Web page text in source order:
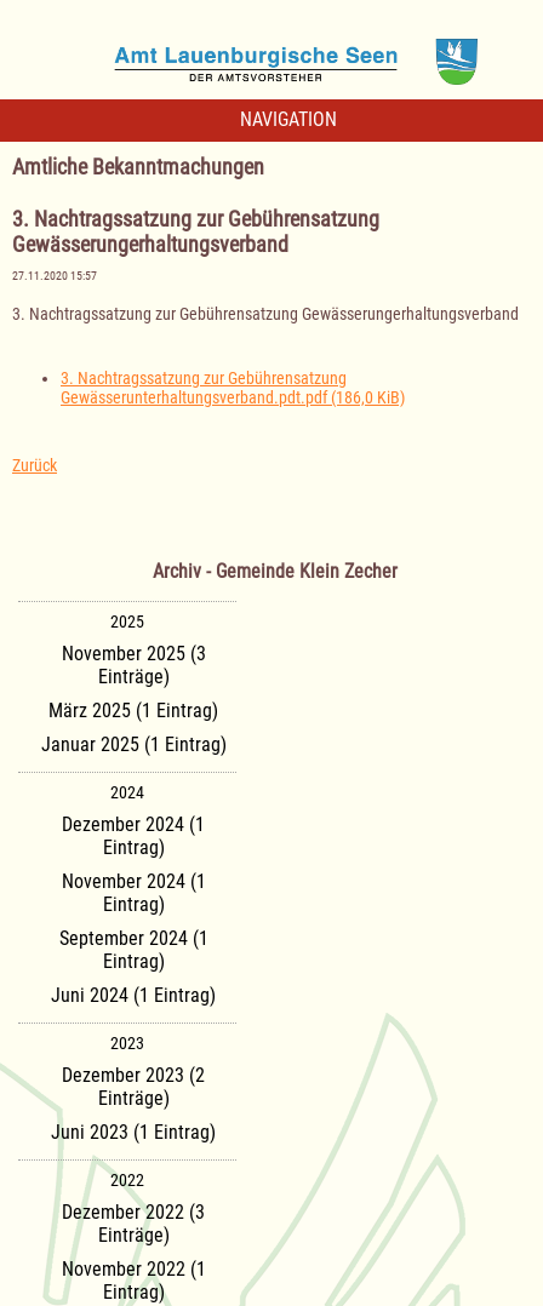
NAVIGATION
Amtliche Bekanntmachungen
3. Nachtragssatzung zur Gebührensatzung
Gewässerungerhaltungsverband
27.11.2020 15:57
3. Nachtragssatzung zur Gebührensatzung Gewässerungerhaltungsverband
3. Nachtragssatzung zur Gebührensatzung
Gewässerunterhaltungsverband.pdt.pdf(186,0 KiB)
Zurück
Archiv - Gemeinde Klein Zecher
2025
November 2025 (3
Einträge)
März 2025 (1 Eintrag)
Januar 2025 (1 Eintrag)
2024
Dezember 2024 (1
Eintrag)
November 2024 (1
Eintrag)
September 2024 (1
Eintrag)
Juni 2024 (1 Eintrag)
2023
Dezember 2023 (2
Einträge)
Juni 2023 (1 Eintrag)
2022
Dezember 2022 (3
Einträge)
November 2022 (1
Eintrag)